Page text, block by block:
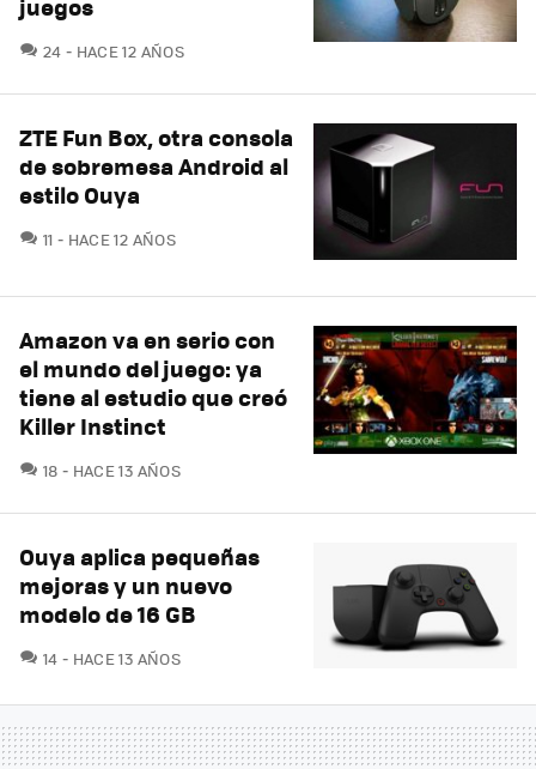
24 COMENTARIOS
HACE 12 AÑOS
ZTE Fun Box, otra consola
de sobremesa Android al
estilo Ouya
11 COMENTARIOS
HACE 12 AÑOS
Amazon va en serio con
el mundo del juego: ya
tiene al estudio que creó
Killer Instinct
18 COMENTARIOS
HACE 13 AÑOS
Ouya aplica pequeñas
mejoras y un nuevo
modelo de 16 GB
14 COMENTARIOS
HACE 13 AÑOS